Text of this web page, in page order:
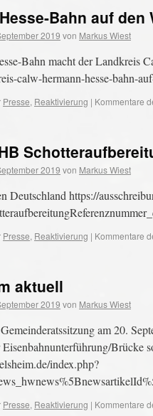
Bahn auf den
2019 von Markus Wiest
Bahn macht der Landkreis
calw-hermann-hesse-bahn-
Presse, Reaktivierung | Kommentare
2019 von Markus Wiest
Deutschland https://
Presse, Reaktivierung | Kommentare
aktuell
2019 von Markus Wiest
am 20.
Brücke
index.php?
Presse, Reaktivierung | Kommentare